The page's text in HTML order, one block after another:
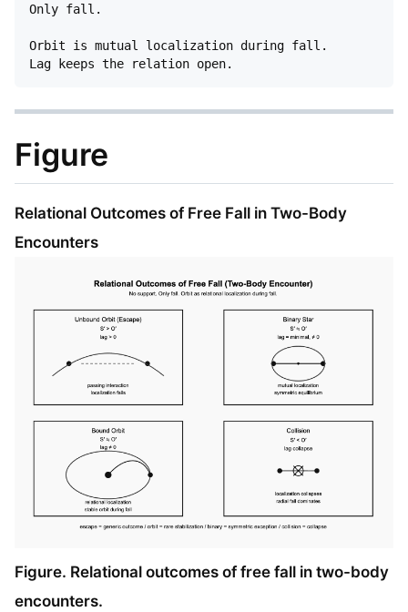
Only fall.
Orbit is mutual localization during fall.
Figure
Relational Outcomes of Free Fall in Two-Body
Encounters
Figure. Relational outcomes of free fall in two-body
encounters.